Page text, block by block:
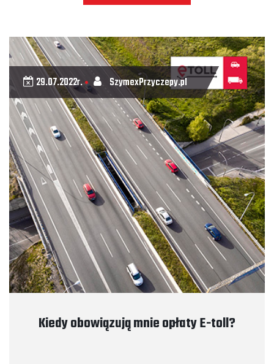
29.07.2022r.• SzymexPrzyczepy.pl
Kiedy obowiązują mnie opłaty E-toll?